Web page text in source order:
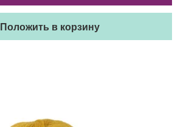
Положить в корзину